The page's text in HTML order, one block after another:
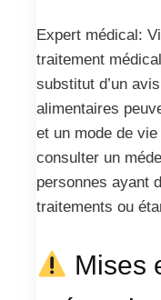
Expert médical:
traitement
substitut d’un
alimentaires
et un mode de
consulter un
personnes ayant
traitements ou
Mises